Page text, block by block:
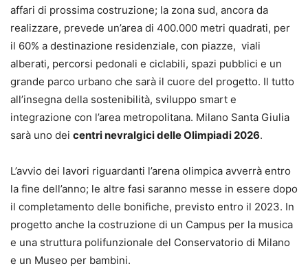
affari di prossima costruzione; la zona sud, ancora da
realizzare, prevede un’area di 400.000 metri quadrati, per
il 60% a destinazione residenziale, con piazze, viali
alberati, percorsi pedonali e ciclabili, spazi pubblici e un
grande parco urbano che sarà il cuore del progetto. Il tutto
all’insegna della sostenibilità, sviluppo smart e
integrazione con l’area metropolitana. Milano Santa Giulia
sarà uno dei centri nevralgici delle Olimpiadi 2026.
L’avvio dei lavori riguardanti l’arena olimpica avverrà entro
la fine dell’anno; le altre fasi saranno messe in essere dopo
il completamento delle bonifiche, previsto entro il 2023. In
progetto anche la costruzione di un Campus per la musica
e una struttura polifunzionale del Conservatorio di Milano
e un Museo per bambini.